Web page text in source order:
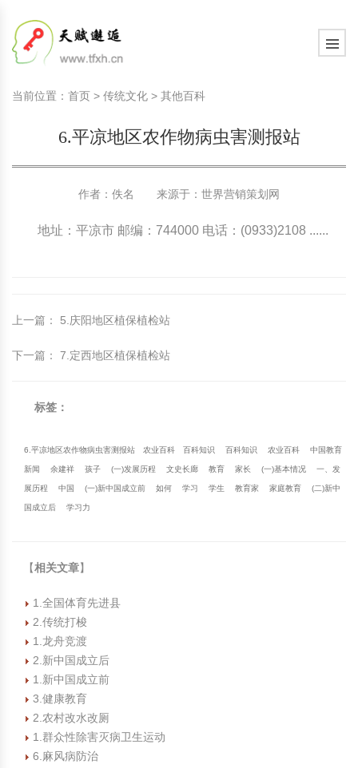
国内教育动态
国际教育动态
文化新闻动态
天赋教育知识
天赋教育研究
天赋教育课程
学习心智
学习动力
学习习惯
学习管理
现代家庭教育知识
现代家庭文化建设
家庭教育顶层设计
教育观察室
教育思考
教育研究
教育百科
教育名家
中国传统文化
诗词歌赋赏析
文史长廊
国内教育动态
国际教育动态
文化新闻动态
天赋教育知识
天赋教育研究
天赋教育课程
学习心智
学习动力
学习习惯
学习管理
现代家庭教育知识
现代家庭文化建设
家庭教育顶层设计
教育观察室
教育思考
教育研究
教育百科
教育名家
中国传统文化
诗词歌赋赏析
文史长廊
其他百科
当前位置： 首页 > 传统文化 > 其他百科
6.平凉地区农作物病虫害测报站
作者：佚名 来源于： 世界营销策划网
地址：平凉市 邮编：744000 电话：(0933)2108 ......
上一篇 ： 5.庆阳地区植保植检站
下一篇 ： 7.定西地区植保植检站
标签：
6.平凉地区农作物病虫害测报站 农业百科 百科知识 百科知识 农业百科 中国教育
新闻 余建祥 孩子 (一)发展历程 文史长廊 教育 家长 (一)基本情况 一、发
展历程 中国 (一)新中国成立前 如何 学习 学生 教育家 家庭教育 (二)新中
国成立后 学习力
【相关文章】
1.全国体育先进县
2.传统打梭
1.龙舟竞渡
2.新中国成立后
1.新中国成立前
3.健康教育
2.农村改水改厕
1.群众性除害灭病卫生运动
6.麻风病防治